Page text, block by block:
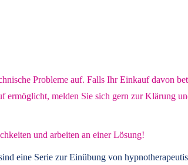
Probleme auf. Falls Ihr Einkauf davon
melden Sie sich gern zur Klärung
und arbeiten an einer Lösung!
eine Serie zur Einübung von